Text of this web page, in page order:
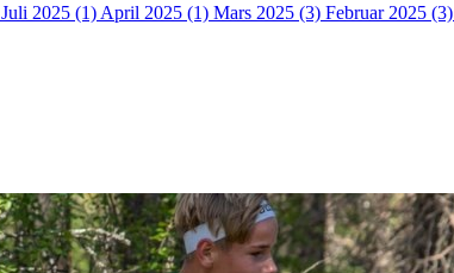
Juli 2025 (1) April 2025 (1) Mars 2025 (3) Februar 2025 (3)